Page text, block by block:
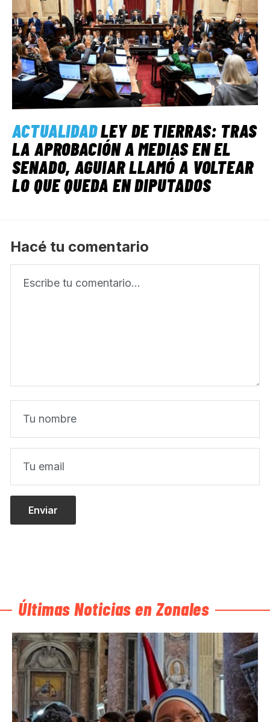
ACTUALIDADLEY DE TIERRAS: TRAS
LA APROBACIÓN A MEDIAS EN EL
SENADO, AGUIAR LLAMÓ A VOLTEAR
LO QUE QUEDA EN DIPUTADOS
Hacé tu comentario
Últimas Noticias en Zonales